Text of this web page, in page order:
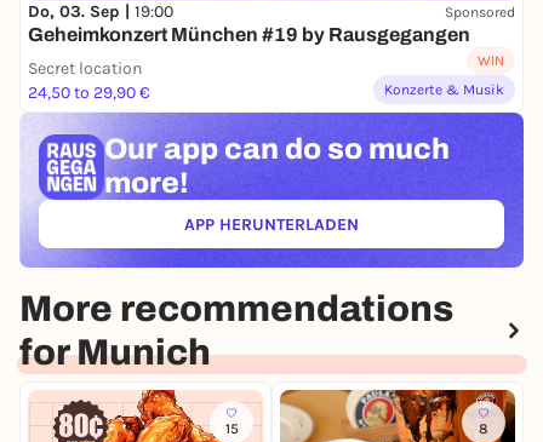
Do, 03. Sep | 19:00 Sponsored
Geheimkonzert München #19 by Rausgegangen
Secret location
24,50 to 29,90 €
WIN
Konzerte & Musik
Our app can do so much
more!
APP HERUNTERLADEN(ÖFFNET IN NEUEM TAB)
More recommendations
for Munich
15 8